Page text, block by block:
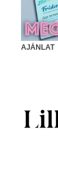
AJÁNLAT